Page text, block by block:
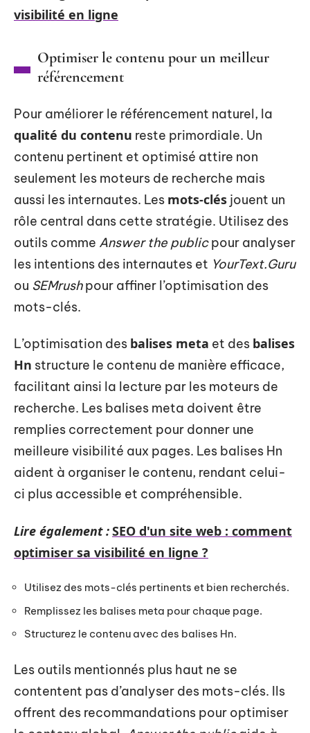
visibilité en ligne
Optimiser le contenu pour un meilleur
référencement
Pour améliorer le référencement naturel, la
qualité du contenu reste primordiale. Un
contenu pertinent et optimisé attire non
seulement les moteurs de recherche mais
aussi les internautes. Les mots-clés jouent un
rôle central dans cette stratégie. Utilisez des
outils comme Answer the publicpour analyser
les intentions des internautes et YourText.Guru
ou SEMrushpour affiner l’optimisation des
mots-clés.
L’optimisation des balises meta et des balises
Hn structure le contenu de manière efficace,
facilitant ainsi la lecture par les moteurs de
recherche. Les balises meta doivent être
remplies correctement pour donner une
meilleure visibilité aux pages. Les balises Hn
aident à organiser le contenu, rendant celui-
ci plus accessible et compréhensible.
Lire également :SEO d'un site web : comment
optimiser sa visibilité en ligne ?
Utilisez des mots-clés pertinents et bien recherchés.
Remplissez les balises meta pour chaque page.
Structurez le contenu avec des balises Hn.
Les outils mentionnés plus haut ne se
contentent pas d’analyser des mots-clés. Ils
offrent des recommandations pour optimiser